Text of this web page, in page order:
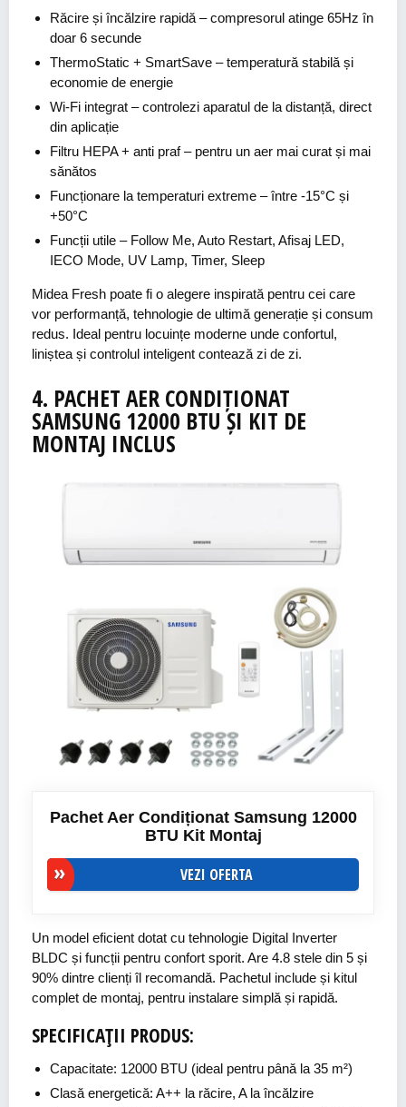
Răcire și încălzire rapidă – compresorul atinge 65Hz în
doar 6 secunde
ThermoStatic + SmartSave – temperatură stabilă și
economie de energie
Wi-Fi integrat – controlezi aparatul de la distanță, direct
din aplicație
Filtru HEPA + anti praf– pentru un aer mai curat și mai
sănătos
Funcționare la temperaturi extreme – între -15°C și
+50°C
Funcții utile – Follow Me, Auto Restart, Afisaj LED,
IECO Mode, UV Lamp, Timer, Sleep
Midea Fresh poate fi o alegere inspirată pentru cei care
vor performanță, tehnologie de ultimă generație și consum
redus. Ideal pentru locuințe moderne unde confortul,
liniștea și controlul inteligent contează zi de zi.
4. PACHET AER CONDIȚIONAT
SAMSUNG 12000 BTU ȘI KIT DE
MONTAJ INCLUS
Pachet Aer Condiționat Samsung 12000
BTU Kit Montaj
VEZI OFERTA
Un model eficient dotat cu tehnologie Digital Inverter
BLDC și funcții pentru confort sporit. Are 4.8 stele din 5 și
90% dintre clienți îl recomandă. Pachetul include și kitul
complet de montaj, pentru instalare simplă și rapidă.
SPECIFICAȚII PRODUS:
Capacitate: 12000 BTU (ideal pentru până la 35 m²)
Clasă energetică: A++ la răcire, A la încălzire